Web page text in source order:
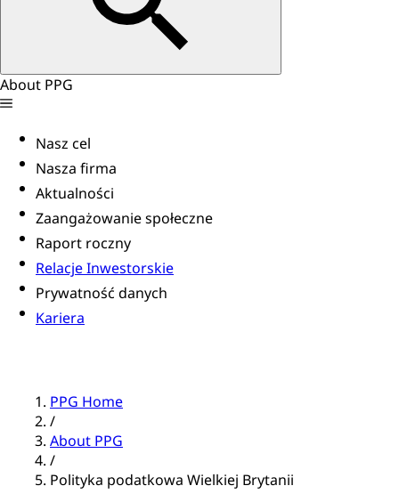
About PPG
Nasz cel
Nasza firma
Aktualności
Zaangażowanie społeczne
Raport roczny
Relacje Inwestorskie
Prywatność danych
Kariera
PPG Home
/
About PPG
/
Polityka podatkowa Wielkiej Brytanii